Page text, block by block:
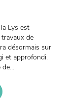
Lys est
de
désormais sur
et approfondi.